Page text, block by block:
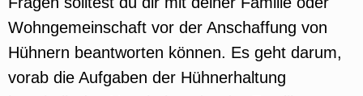
Wohngemeinschaft vor der Anschaffung von
Hühnern beantworten können. Es geht darum,
vorab die Aufgaben der Hühnerhaltung